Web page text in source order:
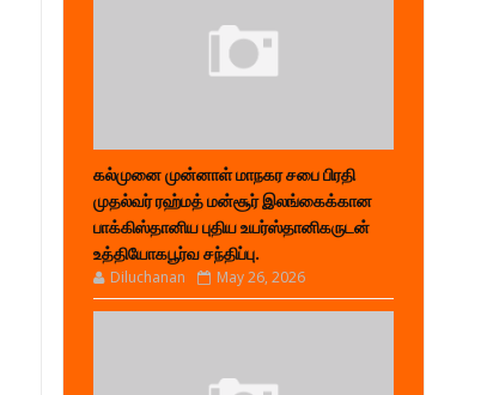
கல்முனை முன்னாள் மாநகர சபை பிரதி
முதல்வர் ரஹ்மத் மன்சூர் இலங்கைக்கான
பாக்கிஸ்தானிய புதிய உயர்ஸ்தானிகருடன்
உத்தியோகபூர்வ சந்திப்பு.
Diluchanan May 26, 2026